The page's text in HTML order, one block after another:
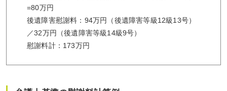
=80万円
後遺障害慰謝料： 94万円（後遺障害等級12級13号）
／32万円（後遺障害等級14級9号）
慰謝料計： 173万円